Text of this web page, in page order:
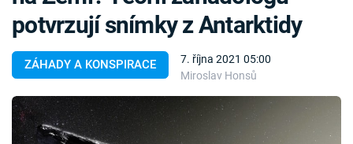
Témata
Témata
Pořady
ZÁHADY A KONSPIRACE
7. října 2021 05:00
Miroslav Honsů
potvrzují snímky z Antarktidy